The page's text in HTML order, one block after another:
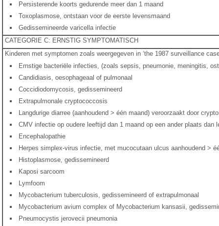
Persisterende koorts gedurende meer dan 1 maand
Toxoplasmose, ontstaan voor de eerste levensmaand
Gedissemineerde varicella infectie
CATEGORIE C: ERNSTIG SYMPTOMATISCH
Kinderen met symptomen zoals weergegeven in ‘the 1987 surveillance
Ernstige bacteriële infecties, (zoals sepsis, pneumonie, meningitis,
Candidiasis, oesophageaal of pulmonaal
Coccidiodomycosis, gedissemineerd
Extrapulmonale cryptococcosis
Langdurige diarree (aanhoudend > één maand) veroorzaakt door
CMV infectie op oudere leeftijd dan 1 maand op een ander plaats dan
Encephalopathie
Herpes simplex-virus infectie, met mucocutaan ulcus aanhoudend >
Histoplasmose, gedissemineerd
Kaposi sarcoom
Lymfoom
Mycobacterium tuberculosis, gedissemineerd of extrapulmonaal
Mycobacterium avium complex of Mycobacterium kansasii,
Pneumocystis jerovecii pneumonia